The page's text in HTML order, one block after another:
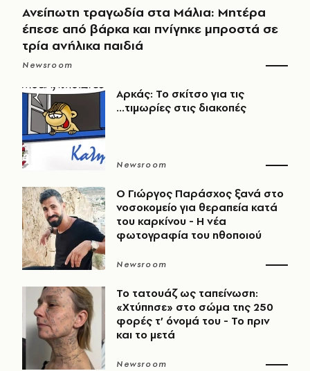
Ανείπωτη τραγωδία στα Μάλια: Μητέρα
έπεσε από βάρκα και πνίγηκε μπροστά σε
τρία ανήλικα παιδιά
Newsroom
Αρκάς: Το σκίτσο για τις
...τιμωρίες στις διακοπές
Newsroom
O Γιώργος Παράσχος ξανά στο
νοσοκομείο για θεραπεία κατά
του καρκίνου - Η νέα
φωτογραφία του ηθοποιού
Newsroom
Το τατουάζ ως ταπείνωση:
«Χτύπησε» στο σώμα της 250
φορές τ’ όνομά του - Το πριν
και το μετά
Newsroom